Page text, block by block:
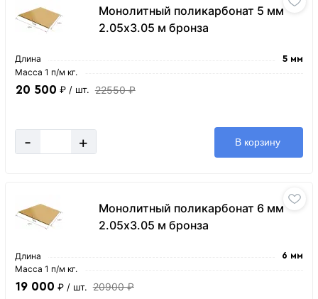
Монолитный поликарбонат 5 мм
2.05х3.05 м бронза
Длина 5 мм
Масса 1 п/м кг.
20 500 ₽ / шт. 22550 ₽
- + В корзину
Монолитный поликарбонат 6 мм
2.05х3.05 м бронза
Длина 6 мм
Масса 1 п/м кг.
19 000 ₽ / шт. 20900 ₽